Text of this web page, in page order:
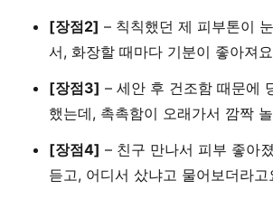
[장점2] – 칙칙했던 제 피부톤이
서, 화장할 때마다 기분이 좋아져
[장점3] – 세안 후 건조함 때문에
했는데, 촉촉함이 오래가서 깜짝
[장점4] – 친구 만나서 피부 좋아
듣고, 어디서 샀냐고 물어보더라고